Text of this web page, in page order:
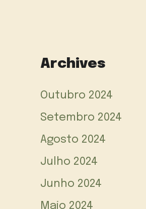
Archives
Outubro 2024
Setembro 2024
Agosto 2024
Julho 2024
Junho 2024
Maio 2024